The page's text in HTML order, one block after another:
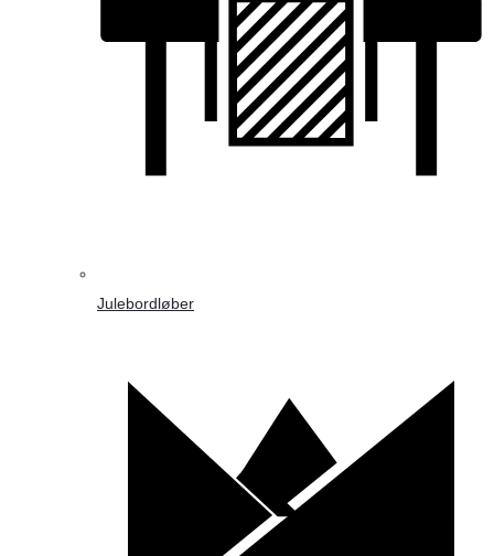
Julebordløber